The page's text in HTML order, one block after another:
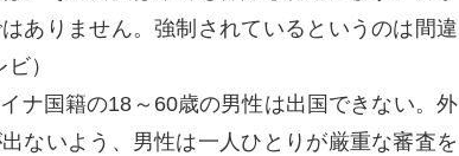
ありません。強制されているというのは間違
）
ナ国籍の18～60歳の男性は出国できない。外
ないよう、男性は一人ひとりが厳重な審査を